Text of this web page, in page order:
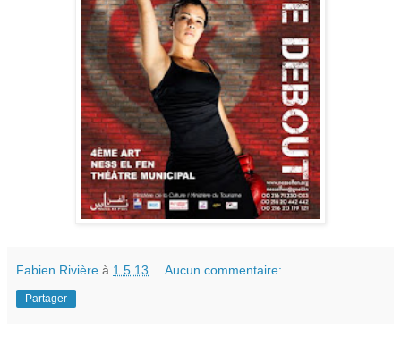
Fabien Rivière à 1.5.13 Aucun commentaire:
Partager